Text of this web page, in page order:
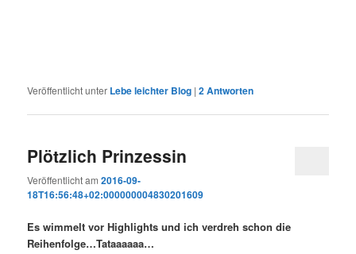
Veröffentlicht unter Lebe leichter Blog |2Antworten
Plötzlich Prinzessin
Veröffentlicht am2016-09-
18T16:56:48+02:000000004830201609
Es wimmelt vor Highlights und ich verdreh schon die
Reihenfolge…Tataaaaaa…